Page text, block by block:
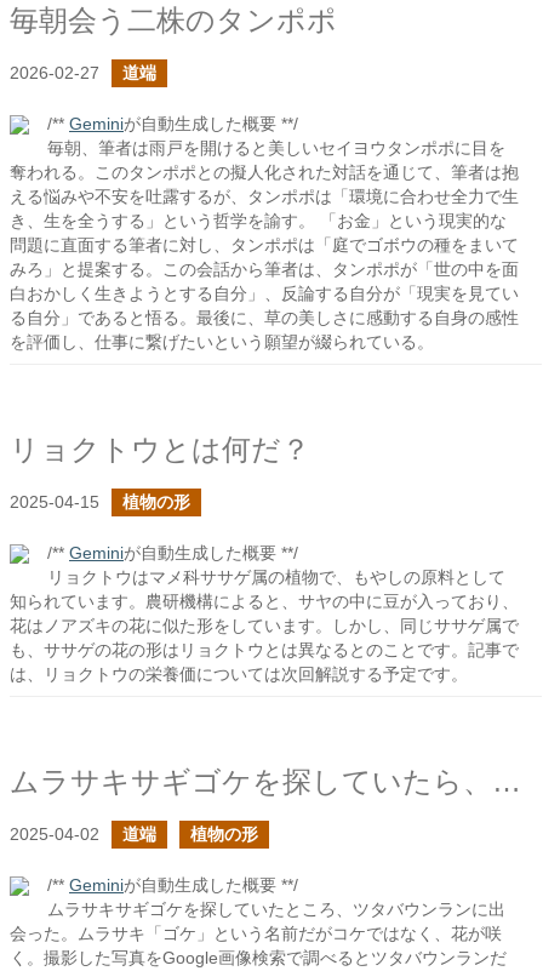
毎朝会う二株のタンポポ
2026-02-27 道端
/** Geminiが自動生成した概要 **/
毎朝、筆者は雨戸を開けると美しいセイヨウタンポポに目を
奪われる。このタンポポとの擬人化された対話を通じて、筆者は抱
える悩みや不安を吐露するが、タンポポは「環境に合わせ全力で生
き、生を全うする」という哲学を諭す。 「お金」という現実的な
問題に直面する筆者に対し、タンポポは「庭でゴボウの種をまいて
みろ」と提案する。この会話から筆者は、タンポポが「世の中を面
白おかしく生きようとする自分」、反論する自分が「現実を見てい
る自分」であると悟る。最後に、草の美しさに感動する自身の感性
を評価し、仕事に繋げたいという願望が綴られている。
リョクトウとは何だ？
2025-04-15 植物の形
/** Geminiが自動生成した概要 **/
リョクトウはマメ科ササゲ属の植物で、もやしの原料として
知られています。農研機構によると、サヤの中に豆が入っており、
花はノアズキの花に似た形をしています。しかし、同じササゲ属で
も、ササゲの花の形はリョクトウとは異なるとのことです。記事で
は、リョクトウの栄養価については次回解説する予定です。
ムラサキサギゴケを探していたら、ツタバウンランらしき草に出会った
2025-04-02 道端 植物の形
/** Geminiが自動生成した概要 **/
ムラサキサギゴケを探していたところ、ツタバウンランに出
会った。ムラサキ「ゴケ」という名前だがコケではなく、花が咲
く。撮影した写真をGoogle画像検索で調べるとツタバウンランだ